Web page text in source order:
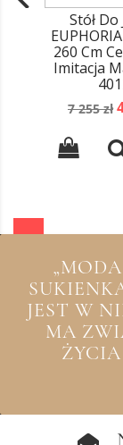
Stół Do
260 Cm
Imitacja
Cena
7 255 zł
JEST W
MA